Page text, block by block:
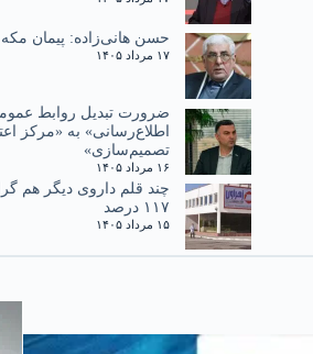
حسن هانی‌زاده: پیمان
۱۷ مرداد ۱۴۰۵
ضرورت تبدیل روابط
اطلاع‌رسانی» به «مرکز
تصمیم‌سازی»
۱۶ مرداد ۱۴۰۵
۱۱۷ درصد
۱۵ مرداد ۱۴۰۵